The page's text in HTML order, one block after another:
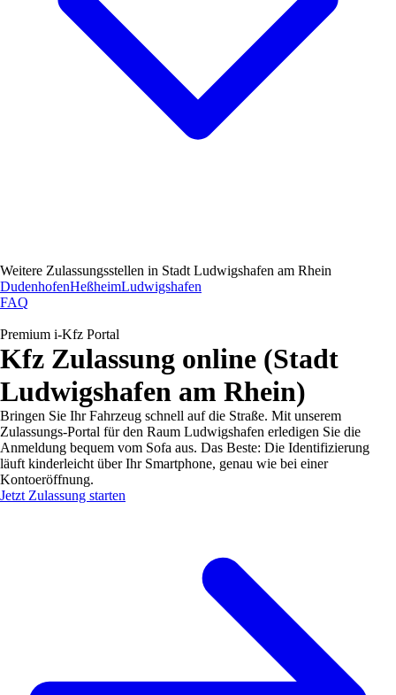
Weitere Zulassungsstellen in Stadt Ludwigshafen am Rhein
DudenhofenHeßheimLudwigshafen
FAQ
Premium i-Kfz Portal
Kfz Zulassung online (Stadt
Ludwigshafen am Rhein)
Bringen Sie Ihr Fahrzeug schnell auf die Straße. Mit unserem
Zulassungs-Portal für den Raum Ludwigshafen erledigen Sie die
Anmeldung bequem vom Sofa aus. Das Beste: Die Identifizierung
läuft kinderleicht über Ihr Smartphone, genau wie bei einer
Kontoeröffnung.
Jetzt Zulassung starten